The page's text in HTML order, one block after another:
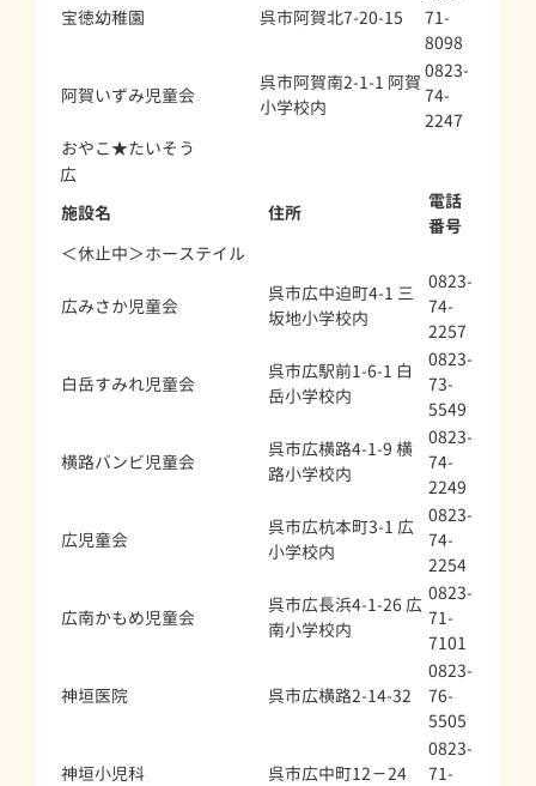
宝徳幼稚園 呉市阿賀北7-20-15
71-
8098
阿賀いずみ児童会
呉市阿賀南2-1-1 阿賀
小学校内
0823-
74-
2247
おやこ★たいそう
広
施設名
住所
電話
番号
＜休止中＞ホーステイル
広みさか児童会
呉市広中迫町4-1 三
坂地小学校内
0823-
74-
2257
白岳すみれ児童会
呉市広駅前1-6-1 白
岳小学校内
0823-
73-
5549
横路バンビ児童会
呉市広横路4-1-9 横
路小学校内
0823-
74-
2249
広児童会
呉市広杭本町3-1 広
小学校内
0823-
74-
2254
広南かもめ児童会
呉市広長浜4-1-26 広
南小学校内
0823-
71-
7101
神垣医院 呉市広横路2-14-32
0823-
76-
5505
神垣小児科 呉市広中町12－24
0823-
71-